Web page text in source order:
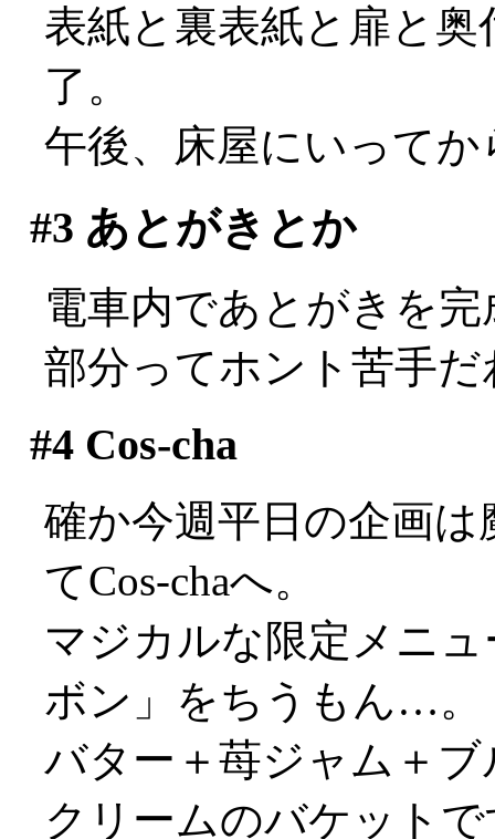
表紙と裏表紙と扉と
了。
午後、床屋にいって
#3 あとがきとか
電車内であとがきを
部分ってホント苦手だ
#4Cos-cha
確か今週平日の企画
てCos-chaへ。
マジカルな限定メニ
ボン」をちうもん…。
バター＋苺ジャム＋
クリームのバケット